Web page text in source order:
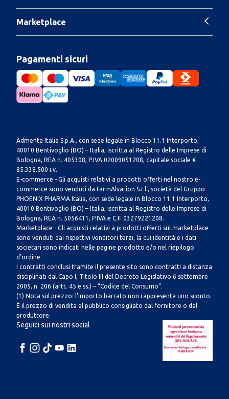
Marketplace
Pagamenti sicuri
Admenta Italia S.p.A., con sede legale in Blocco 11.1 Interporto,
40010 Bentivoglio (BO) – Italia, iscritta al Registro delle Imprese di
Bologna, REA n. 405308, P.IVA 02009051208, capitale sociale €
85.338.500 i.v.
E-commerce - Gli acquisti relativi a prodotti offerti nel nostro e-
commerce sono venduti da FarmAlvarion S.r.l., società del Gruppo
PHOENIX PHARMA Italia, con sede legale in Blocco 11.1 Interporto,
40010 Bentivoglio (BO) – Italia, iscritta al Registro delle Imprese di
Bologna, REA n. 5056411, P.IVA e C.F. 03279221208.
Marketplace - Gli acquisti relativi a prodotti offerti sul marketplace
sono venduti dai rispettivi venditori terzi, la cui identità e i dati
societari sono indicati nelle pagine prodotto e/o nel riepilogo
d’ordine.
I contratti conclusi tramite il presente sito sono contratti a distanza
disciplinati dal Capo I, Titolo III del Decreto Legislativo 6 settembre
2005, n. 206 (artt. 45 e ss.) – “Codice del Consumo”.
(1) Nota sul prezzo: l’importo barrato non rappresenta uno sconto.
È il prezzo di vendita al pubblico consigliato dal fornitore o dal
produttore.
Seguici sui nostri social